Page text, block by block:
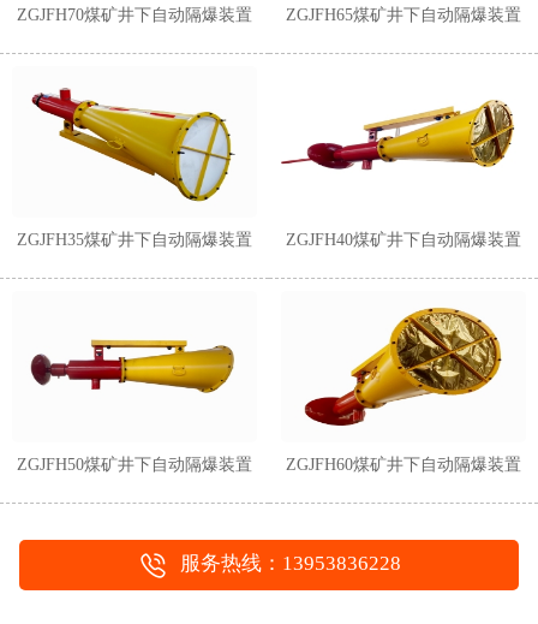
ZGJFH70煤矿井下自动隔爆装置 ZGJFH65煤矿井下自动隔爆装置
ZGJFH35煤矿井下自动隔爆装置 ZGJFH40煤矿井下自动隔爆装置
ZGJFH50煤矿井下自动隔爆装置 ZGJFH60煤矿井下自动隔爆装置
服务热线：13953836228